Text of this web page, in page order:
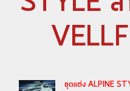
ชุดแต่ง ALPINE